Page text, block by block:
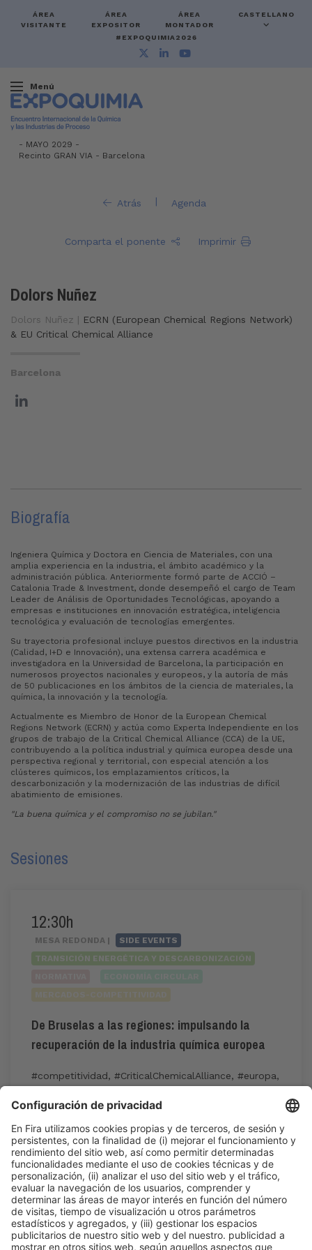
ÁREA
VISITANTE
ÁREA
EXPOSITOR
ÁREA
MONTADOR
CASTELLANO
#EXPOQUIMIA2026
Menú
- MAYO 2029 -
Recinto GRAN VIA - Barcelona
Atrás | Agenda
Comparta el ponente Imprimir
Dolors Nuñez
Dolors Nuñez | ECRN (European Chemical Regions Network)
& EU Critical Chemical Alliance
Barcelona
Biografía
Ingeniera Química y Doctora en Ciencia de Materiales, con una
amplia experiencia en la industria, el ámbito académico y la
administración pública. Anteriormente formó parte de ACCIÓ –
Catalonia Trade & Investment, donde desempeñó el cargo de Team
Leader de Análisis de Oportunidades Tecnológicas, apoyando a
empresas e instituciones en innovación estratégica, inteligencia
tecnológica y evaluación de tecnologías emergentes.
Su trayectoria profesional incluye puestos directivos en la industria
(Calidad, I+D e Innovación), una extensa carrera académica e
investigadora en la Universidad de Barcelona, la participación en
numerosos proyectos nacionales y europeos, y la autoría de más
de 50 publicaciones en los ámbitos de la ciencia de materiales, la
química, la innovación y la tecnología.
Actualmente es Miembro de Honor de la European Chemical
Regions Network (ECRN) y actúa como Experta Independiente en los
grupos de trabajo de la Critical Chemical Alliance (CCA) de la UE,
contribuyendo a la política industrial y química europea desde una
perspectiva regional y territorial, con especial atención a los
clústeres químicos, los emplazamientos críticos, la
descarbonización y la modernización de las industrias de difícil
abatimiento de emisiones.
"La buena química y el compromiso no se jubilan."
Sesiones
12:30h
MESA REDONDA |
SIDE EVENTS
TRANSICIÓN ENERGÉTICA Y DESCARBONIZACIÓN
De Bruselas a las regiones: impulsando la
recuperación de la industria química europea
#competitividad, #CriticalChemicalAlliance, #europa,
Jue 4
12:30h - 13:30h
International Meeting Point
Acceso público
Leer más